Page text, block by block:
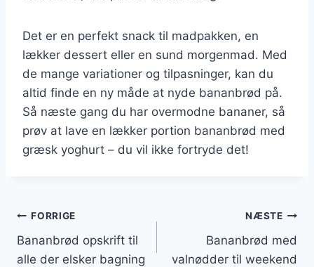
Det er en perfekt snack til madpakken, en
lækker dessert eller en sund morgenmad. Med
de mange variationer og tilpasninger, kan du
altid finde en ny måde at nyde bananbrød på.
Så næste gang du har overmodne bananer, så
prøv at lave en lækker portion bananbrød med
græsk yoghurt – du vil ikke fortryde det!
Indlægsnavigation
FORRIGE
Bananbrød opskrift til
alle der elsker bagning
NÆSTE
Bananbrød med
valnødder til weekend